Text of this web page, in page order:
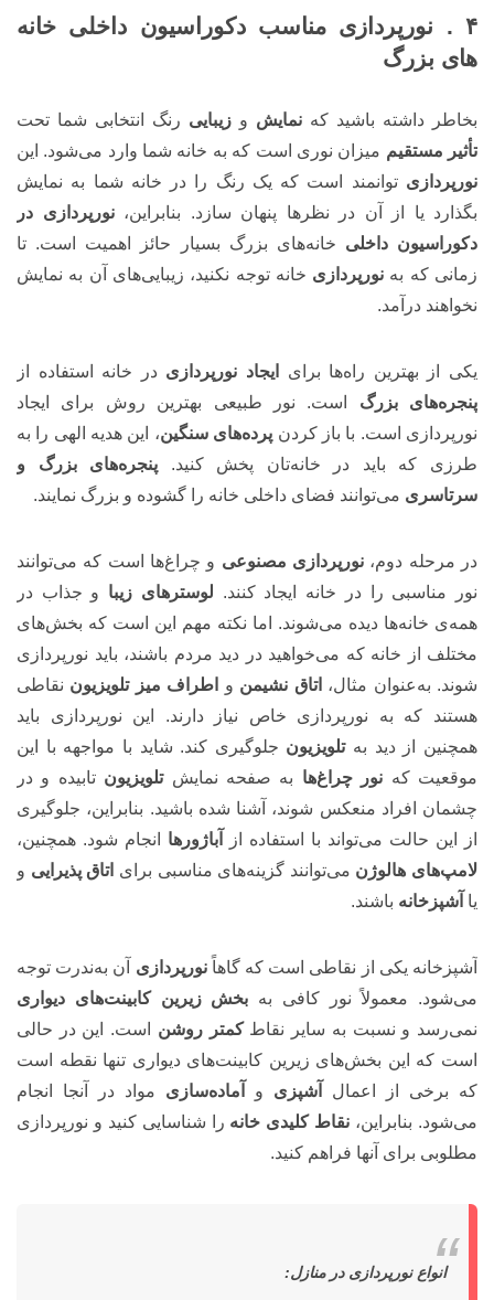
۴ . نورپردازی مناسب دکوراسیون داخلی خانه
های بزرگ
بخاطر داشته باشید که نمایش و زیبایی رنگ انتخابی شما تحت
تأثیر مستقیم میزان نوری است که به خانه شما وارد می‌شود. این
نورپردازی توانمند است که یک رنگ را در خانه شما به نمایش
بگذارد یا از آن در نظرها پنهان سازد. بنابراین،نورپردازی در
دکوراسیون داخلی خانه‌های بزرگ بسیار حائز اهمیت است. تا
زمانی که به نورپردازی خانه توجه نکنید، زیبایی‌های آن به نمایش
نخواهند درآمد.
یکی از بهترین راه‌ها برای ایجاد نورپردازی در خانه استفاده از
پنجره‌های بزرگ است. نور طبیعی بهترین روش برای ایجاد
نورپردازی است. با باز کردن پرده‌های سنگین، این هدیه الهی را به
طرزی که باید در خانه‌تان پخش کنید. پنجره‌های بزرگ و
سرتاسری می‌توانند فضای داخلی خانه را گشوده و بزرگ نمایند.
در مرحله دوم، نورپردازی مصنوعی و چراغ‌ها است که می‌توانند
نور مناسبی را در خانه ایجاد کنند. لوسترهای زیبا و جذاب در
همه‌ی خانه‌ها دیده می‌شوند. اما نکته مهم این است که بخش‌های
مختلف از خانه که می‌خواهید در دید مردم باشند، باید نورپردازی
شوند. به‌عنوان مثال، اتاق نشیمن و اطراف میز تلویزیون نقاطی
هستند که به نورپردازی خاص نیاز دارند. این نورپردازی باید
همچنین از دید بهتلویزیون جلوگیری کند. شاید با مواجهه با این
موقعیت که نور چراغ‌ها به صفحه نمایشتلویزیون تابیده و در
چشمان افراد منعکس شوند، آشنا شده باشید. بنابراین، جلوگیری
از این حالت می‌تواند با استفاده از
آباژورها انجام شود. همچنین،
لامپ‌های هالوژن می‌توانند گزینه‌های مناسبی برای اتاق پذیرایی و
یا آشپزخانه باشند.
آشپزخانه یکی از نقاطی است که گاهاًنورپردازی آن به‌ندرت توجه
می‌شود. معمولاً نور کافی به بخش زیرین
کابینت‌های دیواری
نمی‌رسد و نسبت به سایر نقاطکمتر روشن است. این در حالی
است که این بخش‌های زیرین کابینت‌های دیواری تنها نقطه است
که برخی از اعمال
آشپزی و آماده‌سازی مواد در آنجا انجام
می‌شود. بنابراین، نقاط کلیدی خانه را شناسایی کنید و نورپردازی
مطلوبی برای آنها فراهم کنید.
انواع نورپردازی در منازل: